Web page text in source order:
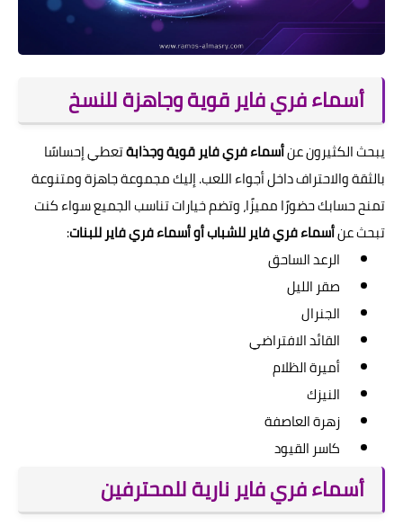
أسماء فري فاير قوية وجاهزة للنسخ
يبحث الكثيرون عنأسماء فري فاير قوية وجذابةتعطي إحساسًا
بالثقة والاحتراف داخل أجواء اللعب. إليك مجموعة جاهزة ومتنوعة
تمنح حسابك حضورًا مميزًا، وتضم خيارات تناسب الجميع سواء كنت
تبحث عنأسماء فري فاير للشباب أو أسماء فري فاير للبنات:
الرعد الساحق
صقر الليل
الجنرال
القائد الافتراضي
أميرة الظلام
النيزك
زهرة العاصفة
كاسر القيود
أسماء فري فاير نارية للمحترفين